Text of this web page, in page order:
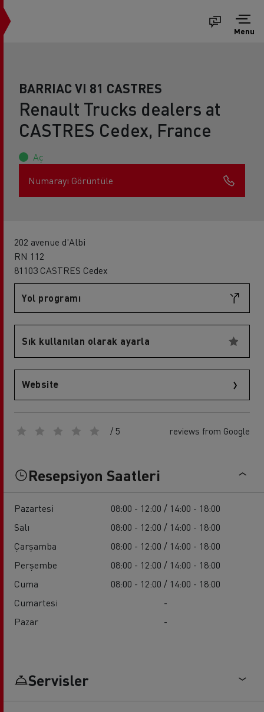
Menu
BARRIAC VI 81 CASTRES
Renault Trucks dealers at
CASTRES Cedex, France
Aç
Numarayı Görüntüle
202 avenue d'Albi
RN 112
81103 CASTRES Cedex
Yol programı
Sık kullanılan olarak ayarla
Website
/ 5 reviews from Google
Resepsiyon Saatleri
Pazartesi
08:00 - 12:00 / 14:00 - 18:00
Salı
08:00 - 12:00 / 14:00 - 18:00
Çarşamba
08:00 - 12:00 / 14:00 - 18:00
Perşembe
08:00 - 12:00 / 14:00 - 18:00
Cuma
08:00 - 12:00 / 14:00 - 18:00
Cumartesi
-
Pazar
-
Servisler